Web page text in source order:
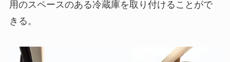
用のスペースのある冷蔵庫を取り付けることがで
きる。